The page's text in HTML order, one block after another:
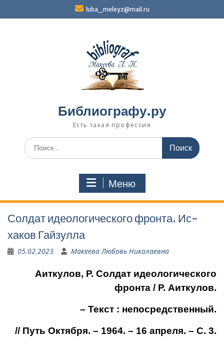
luba_meleyz@mail.ru
Библиографу.ру
Есть такая профессия
Поиск
по:
Меню
Солдат идеологического фронта. Ис­
хаков Гайзулла
05.02.2023 Макеева Любовь Николаевна
Аиткулов, Р. Солдат идеологического
фронта / Р. Аиткулов.
– Текст : непосредственный.
// Путь Октября. – 1964. – 16 апреля. – С. 3.